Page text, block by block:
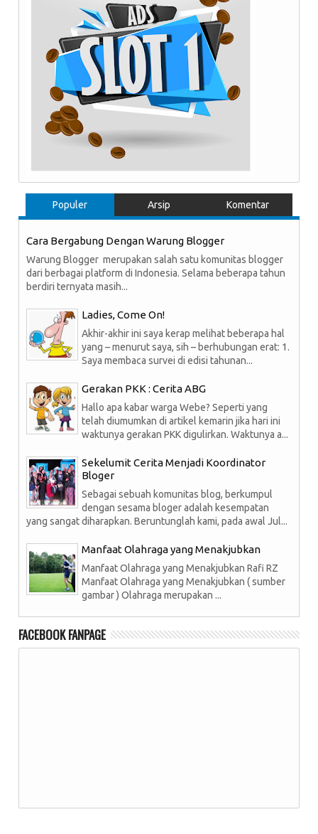
Populer Arsip Komentar
Cara Bergabung Dengan Warung Blogger
Warung Blogger merupakan salah satu komunitas blogger
dari berbagai platform di Indonesia. Selama beberapa tahun
berdiri ternyata masih...
Ladies, Come On!
Akhir-akhir ini saya kerap melihat beberapa hal
yang – menurut saya, sih – berhubungan erat: 1.
Saya membaca survei di edisi tahunan...
Gerakan PKK : Cerita ABG
Hallo apa kabar warga Webe? Seperti yang
telah diumumkan di artikel kemarin jika hari ini
waktunya gerakan PKK digulirkan. Waktunya a...
Sekelumit Cerita Menjadi Koordinator
Bloger
Sebagai sebuah komunitas blog, berkumpul
dengan sesama bloger adalah kesempatan
yang sangat diharapkan. Beruntunglah kami, pada awal Jul...
Manfaat Olahraga yang Menakjubkan
Manfaat Olahraga yang Menakjubkan Rafi RZ
Manfaat Olahraga yang Menakjubkan ( sumber
gambar ) Olahraga merupakan ...
FACEBOOK FANPAGE